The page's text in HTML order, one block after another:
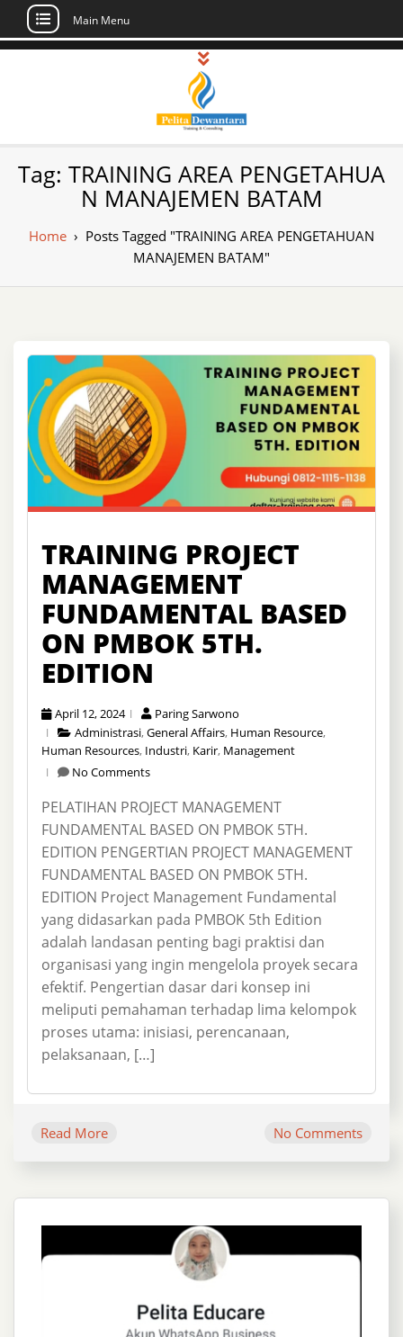
Skip
Main Menu
Pusat Pelatihan
dan Sertifikasi –
Daftar Training
Indonesia
Sertifikasi di Indonesia
Tag: TRAINING AREA PENGETAHUA
N MANAJEMEN BATAM
Home › Posts Tagged "TRAINING AREA PENGETAHUAN
MANAJEMEN BATAM"
TRAINING PROJECT
MANAGEMENT
FUNDAMENTAL BASED
ON PMBOK 5TH.
EDITION
April 12, 2024
Paring Sarwono
Administrasi,General Affairs, Human Resource,
Human Resources, Industri, Karir, Management
No Comments
PELATIHAN PROJECT MANAGEMENT
FUNDAMENTAL BASED ON PMBOK 5TH.
EDITION PENGERTIAN PROJECT MANAGEMENT
FUNDAMENTAL BASED ON PMBOK 5TH.
EDITION Project Management Fundamental
yang didasarkan pada PMBOK 5th Edition
adalah landasan penting bagi praktisi dan
organisasi yang ingin mengelola proyek secara
efektif. Pengertian dasar dari konsep ini
meliputi pemahaman terhadap lima kelompok
proses utama: inisiasi, perencanaan,
pelaksanaan, […]
Read More No Comments